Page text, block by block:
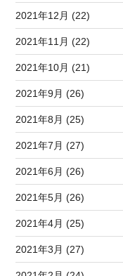
2021年12月 (22)
2021年11月 (22)
2021年10月 (21)
2021年9月 (26)
2021年8月 (25)
2021年7月 (27)
2021年6月 (26)
2021年5月 (26)
2021年4月 (25)
2021年3月 (27)